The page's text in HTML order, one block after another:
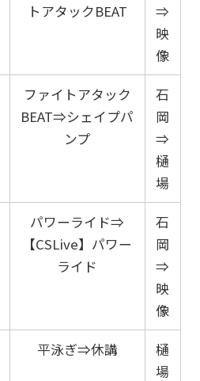
トアタックBEAT
⇒
映
像
ファイトアタック
BEAT⇒シェイプパ
ンプ
石
岡
⇒
樋
場
パワーライド⇒
【CSLive】パワー
ライド
石
岡
⇒
映
像
平泳ぎ⇒休講
樋
場